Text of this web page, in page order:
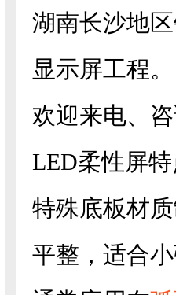
湖南长沙地
显示屏工程。
欢迎来电、
LED柔性屏
特殊底板材
平整，适合